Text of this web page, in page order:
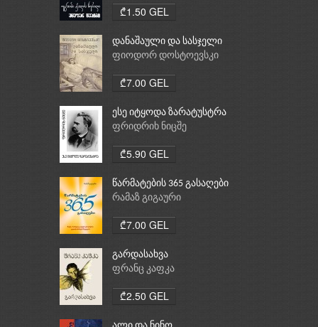
₾1.50 GEL
დანაშაული და სასჯელი
ფიოდორ დოსტოევსკი
₾7.00 GEL
ესე იტყოდა ზარატუსტრა
ფრიდრიხ ნიცშე
₾5.90 GEL
წარმატების 365 გასაღები
რამაზ გიგაური
₾7.00 GEL
გარდასახვა
ფრანც კაფკა
₾2.50 GEL